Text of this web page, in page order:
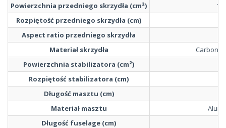
Powierzchnia przedniego skrzydła (cm²)
Rozpiętość przedniego skrzydła (cm)
Aspect ratio przedniego skrzydła
Materiał skrzydła
Carbon
Powierzchnia stabilizatora (cm²)
Rozpiętość stabilizatora (cm)
Długość masztu (cm)
Materiał masztu
Długość fuselage (cm)